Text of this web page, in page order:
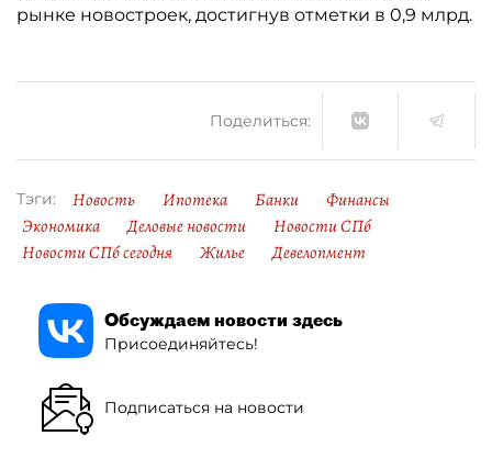
рынке новостроек, достигнув отметки в 0,9 млрд.
Поделиться:
Тэги: Новость Ипотека Банки
Финансы
Экономика
Деловые новости
Новости СПб
Новости СПб сегодня
Жилье Девелопмент
Обсуждаем новости здесь
Присоединяйтесь!
Подписаться на новости